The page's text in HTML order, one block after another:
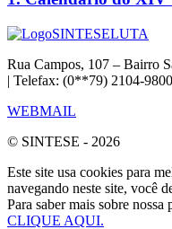
SINTESELUTA
Rua Campos, 107 – Bairro
| Telefax: (0**79) 2104-
WEBMAIL
© SINTESE - 2026
Este site usa cookies para
navegando neste site, você
Para saber mais sobre
CLIQUE AQUI.